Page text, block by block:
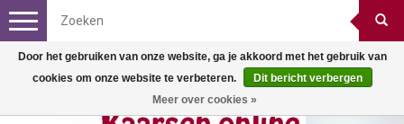
Toggle
navigation
Door het gebruiken van onze website, ga je akkoord met het gebruik van
cookies om onze website te verbeteren.
Dit bericht verbergen
Meer over cookies »